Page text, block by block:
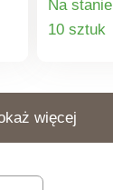
na
prać w
Na
10 sztuk
więcej